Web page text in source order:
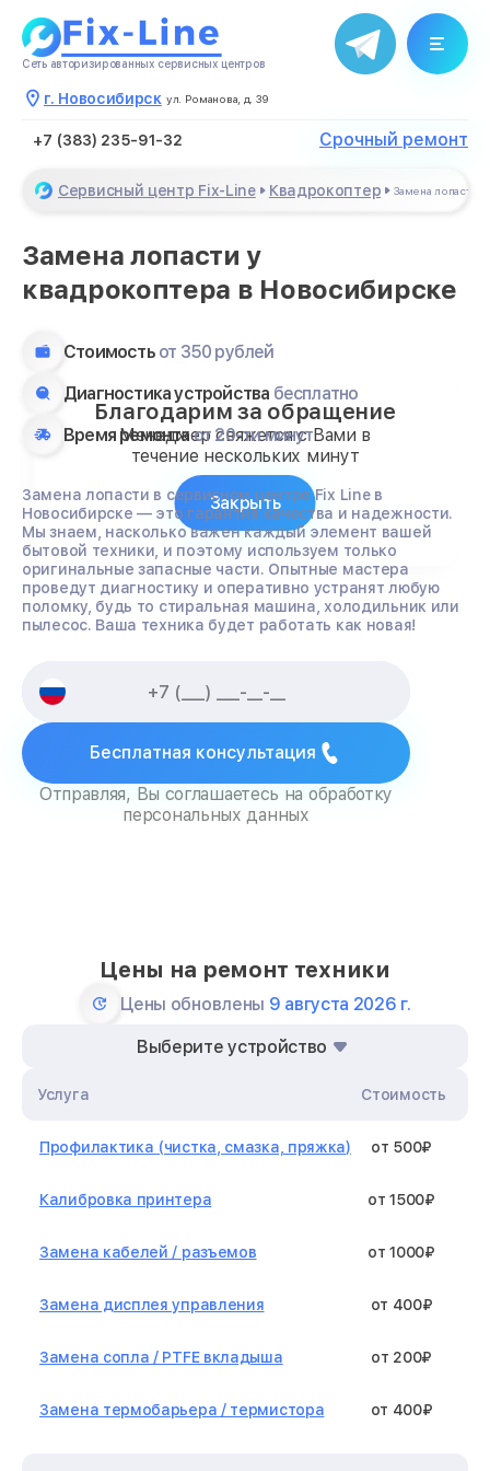
Сеть авторизированных сервисных центров
г. Новосибирск ул. Романова, д. 39
+7 (383) 235-91-32 Срочный ремонт
Сервисный центр Fix-Line Квадрокоптер Замена лопасти
Замена лопасти у
квадрокоптера в Новосибирске
Стоимость от 350 рублей
Диагностика устройства бесплатно
Время ремонта от 20-ти минут
Замена лопасти в сервисном центре Fix Line в
Новосибирске — это гарантия качества и надежности.
Мы знаем, насколько важен каждый элемент вашей
бытовой техники, и поэтому используем только
оригинальные запасные части. Опытные мастера
проведут диагностику и оперативно устранят любую
поломку, будь то стиральная машина, холодильник или
пылесос. Ваша техника будет работать как новая!
Бесплатная консультация
Отправляя, Вы соглашаетесь на обработку
персональных данных
Цены на ремонт техники
Цены обновлены 9 августа 2026 г.
Выберите устройство
Услуга Стоимость
Профилактика (чистка, смазка, пряжка) от 500₽
Калибровка принтера от 1500₽
Замена кабелей / разъемов от 1000₽
Замена дисплея управления от 400₽
Замена сопла / PTFE вкладыша от 200₽
Замена термобарьера / термистора от 400₽
Благодарим за обращение
Менеджер свяжется с Вами в
течение нескольких минут
Закрыть